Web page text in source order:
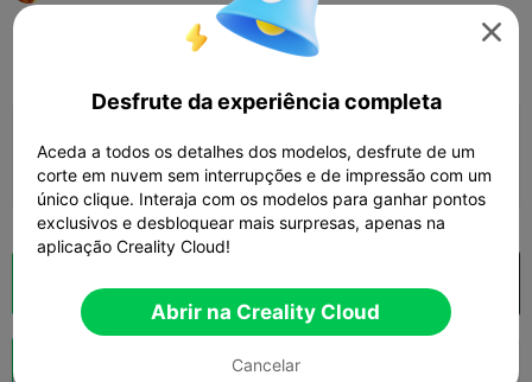
Doméstico
Ganhar mais pontos
135

Desfrute da experiência completa
Aceda a todos os detalhes dos modelos, desfrute de um
corte em nuvem sem interrupções e de impressão com um
único clique. Interaja com os modelos para ganhar pontos
exclusivos e desbloquear mais surpresas, apenas na
aplicação Creality Cloud!
Abrir na Creality Cloud
Cancelar